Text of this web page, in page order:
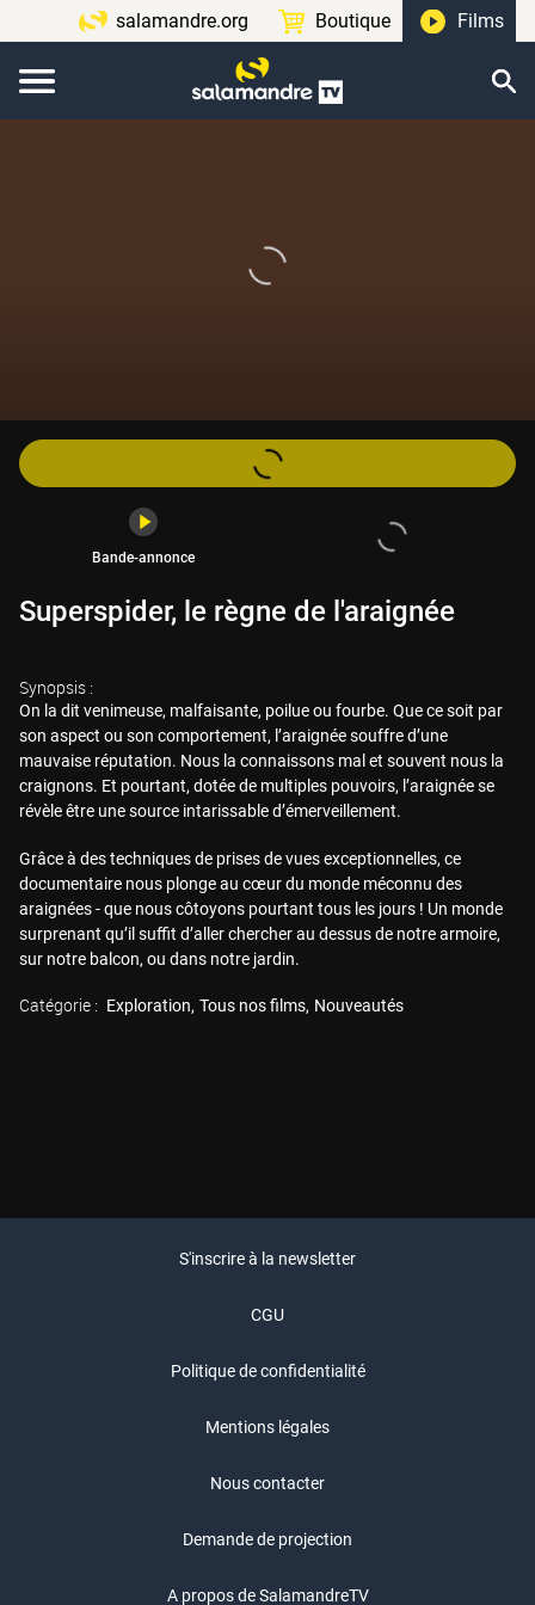
salamandre.org Boutique Films
Bande-annonce
Superspider, le règne de l'araignée
Synopsis :
On la dit venimeuse, malfaisante, poilue ou fourbe. Que ce soit par
son aspect ou son comportement, l’araignée souffre d’une
mauvaise réputation. Nous la connaissons mal et souvent nous la
craignons. Et pourtant, dotée de multiples pouvoirs, l’araignée se
révèle être une source intarissable d’émerveillement.
Grâce à des techniques de prises de vues exceptionnelles, ce
documentaire nous plonge au cœur du monde méconnu des
araignées - que nous côtoyons pourtant tous les jours ! Un monde
surprenant qu’il suffit d’aller chercher au dessus de notre armoire,
sur notre balcon, ou dans notre jardin.
Catégorie : Exploration Tous nos films Nouveautés
S'inscrire à la newsletter
CGU
Politique de confidentialité
Mentions légales
Nous contacter
Demande de projection
A propos de SalamandreTV